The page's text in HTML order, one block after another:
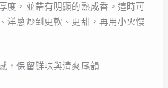
度，並帶有明顯的熟成香。這時可
洋蔥炒到更軟、更甜，再用小火慢
，保留鮮味與清爽尾韻